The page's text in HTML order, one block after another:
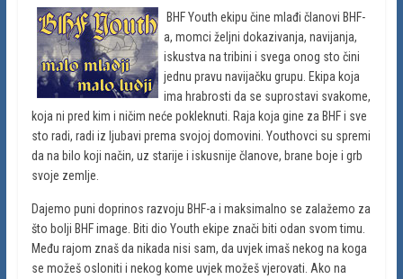
BHF Youth ekipu čine mlađi članovi BHF-
a, momci željni dokazivanja, navijanja,
iskustva na tribini i svega onog sto čini
jednu pravu navijačku grupu. Ekipa koja
ima hrabrosti da se suprostavi svakome,
koja ni pred kim i ničim neće pokleknuti. Raja koja gine za BHF i sve
sto radi, radi iz ljubavi prema svojoj domovini. Youthovci su spremi
da na bilo koji način, uz starije i iskusnije članove, brane boje i grb
svoje zemlje.
Dajemo puni doprinos razvoju BHF-a i maksimalno se zalažemo za
što bolji BHF image. Biti dio Youth ekipe znači biti odan svom timu.
Među rajom znaš da nikada nisi sam, da uvjek imaš nekog na koga
se možeš osloniti i nekog kome uvjek možeš vjerovati. Ako na